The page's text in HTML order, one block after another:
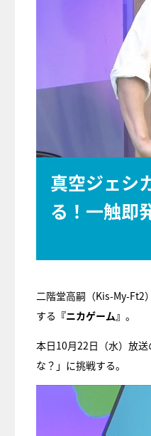
真空ジェシ
る！一触即
二階堂高嗣（Kis-My-Ft2
する 『ニカゲーム』 。
本日10月22日（水）放
な？」に挑戦する。